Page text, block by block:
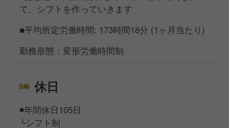
て、シフトを作っていきます
■平均所定労働時間: 173時間18分 (1ヶ月当たり)
勤務形態：変形労働時間制
休日
◾️年間休日105日
└シフト制